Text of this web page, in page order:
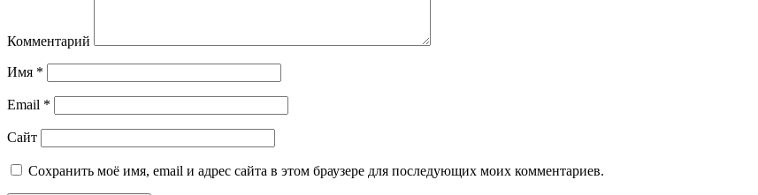
Комментарий
Имя *
Email *
Сайт
Сохранить моё имя, email и адрес сайта в этом браузере для последующих моих комментариев.